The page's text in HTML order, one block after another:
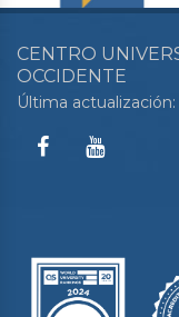
CENTRO
OCCIDENTE
Última actualización: